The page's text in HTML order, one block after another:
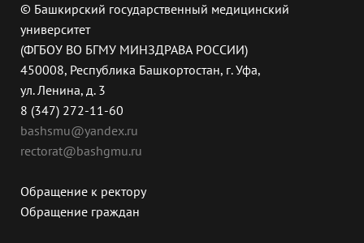
© Башкирский государственный медицинский
университет
(ФГБОУ ВО БГМУ МИНЗДРАВА РОССИИ)
450008, Республика Башкортостан, г. Уфа,
ул. Ленина, д. 3
8 (347) 272-11-60
bashsmu@yandex.ru
rectorat@bashgmu.ru
Обращение к ректору
Обращение граждан